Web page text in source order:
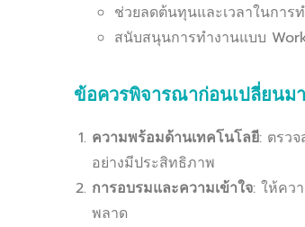
ช่วยลดต้นทุนและเวลาในการ
สนับสนุนการทำงานแบบ
ข้อควรพิจารณาก่อนเปลี่ยนม
ความพร้อมด้านเทคโนโลยี: ตรว
อย่างมีประสิทธิภาพ
การอบรมและความเข้าใจ: ให้คว
พลาด